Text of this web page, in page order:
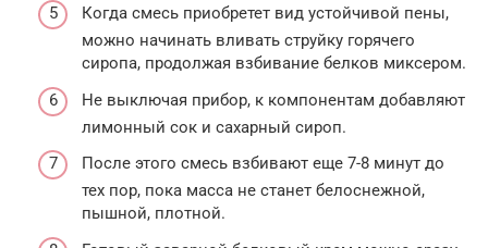
Когда смесь приобретет вид устойчивой пены,
можно начинать вливать струйку горячего
сиропа, продолжая взбивание белков миксером.
Не выключая прибор, к компонентам добавляют
лимонный сок и сахарный сироп.
После этого смесь взбивают еще 7-8 минут до
тех пор, пока масса не станет белоснежной,
пышной, плотной.